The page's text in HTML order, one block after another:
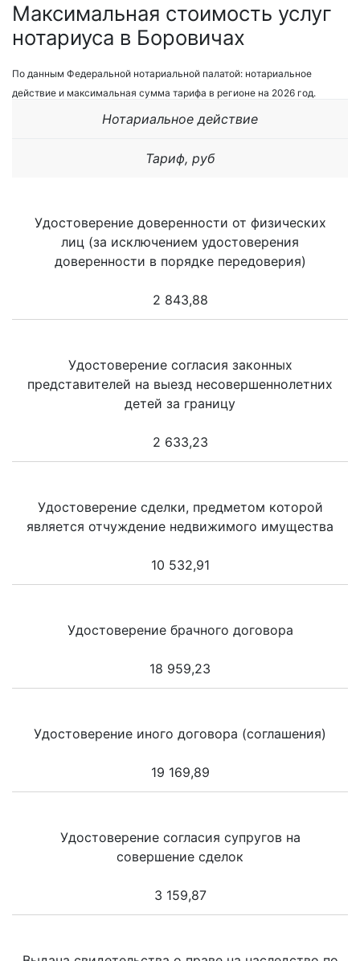
Максимальная стоимость услуг
нотариуса в Боровичах
По данным Федеральной нотариальной палатой: нотариальное
действие и максимальная сумма тарифа в регионе на 2026 год.
Нотариальное действие
Тариф, руб
Удостоверение доверенности от физических
лиц (за исключением удостоверения
доверенности в порядке передоверия)
2 843,88
Удостоверение согласия законных
представителей на выезд несовершеннолетних
детей за границу
2 633,23
Удостоверение сделки, предметом которой
является отчуждение недвижимого имущества
10 532,91
Удостоверение брачного договора
18 959,23
Удостоверение иного договора (соглашения)
19 169,89
Удостоверение согласия супругов на
совершение сделок
3 159,87